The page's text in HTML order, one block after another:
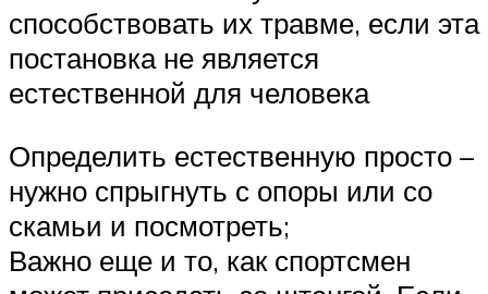
способствовать их травме, если эта
постановка не является
естественной для человека
Определить естественную просто –
нужно спрыгнуть с опоры или со
скамьи и посмотреть;
Важно еще и то, как спортсмен